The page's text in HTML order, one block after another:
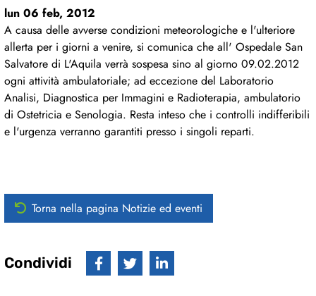
lun 06 feb, 2012
A causa delle avverse condizioni meteorologiche e l'ulteriore
allerta per i giorni a venire, si comunica che all' Ospedale San
Salvatore di L'Aquila verrà sospesa sino al giorno 09.02.2012
ogni attività ambulatoriale; ad eccezione del Laboratorio
Analisi, Diagnostica per Immagini e Radioterapia, ambulatorio
di Ostetricia e Senologia. Resta inteso che i controlli indifferibili
e l'urgenza verranno garantiti presso i singoli reparti.
Torna nella pagina Notizie ed eventi
Condividi